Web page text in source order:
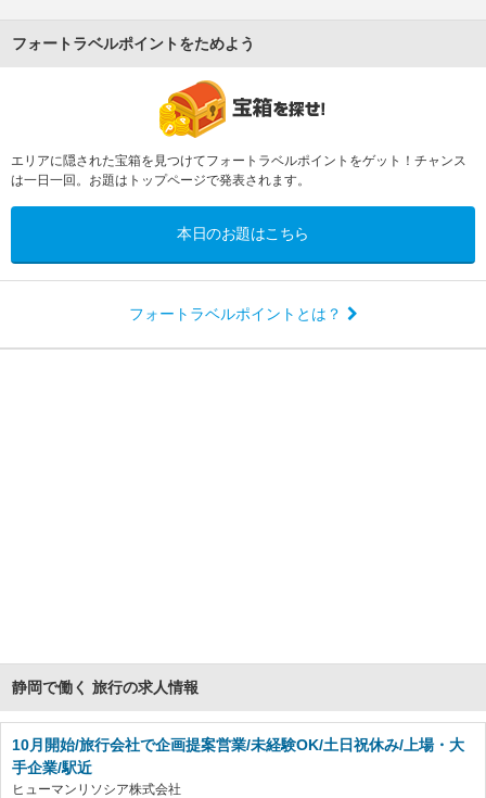
フォートラベルポイントをためよう
エリアに隠された宝箱を見つけてフォートラベルポイントをゲット！チャンス
は一日一回。お題はトップページで発表されます。
本日のお題はこちら
フォートラベルポイントとは？
静岡で働く 旅行の求人情報
10月開始/旅行会社で企画提案営業/未経験OK/土日祝休み/上場・大
手企業/駅近
ヒューマンリソシア株式会社